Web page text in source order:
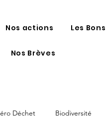
Nos actions Les
Nos Brèves
Déchet Biodiversité